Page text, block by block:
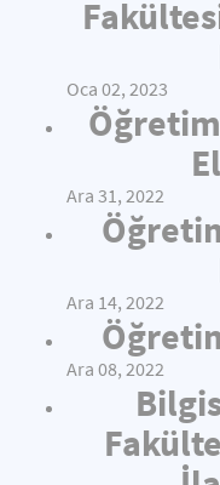
Oca 02, 2023
Ara 31, 2022
Ara 14, 2022
Ara 08, 2022